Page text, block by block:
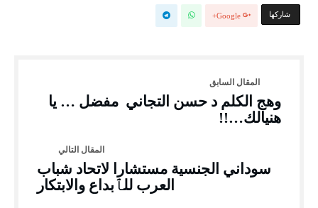
‫‫ شاركها‬ Google+
وهج الكلم د حسن التجاني مفضل … يا
هنيالك…!!
سوداني الجنسية مستشارا لاتحاد شباب
العرب للٱبداع والابتكار